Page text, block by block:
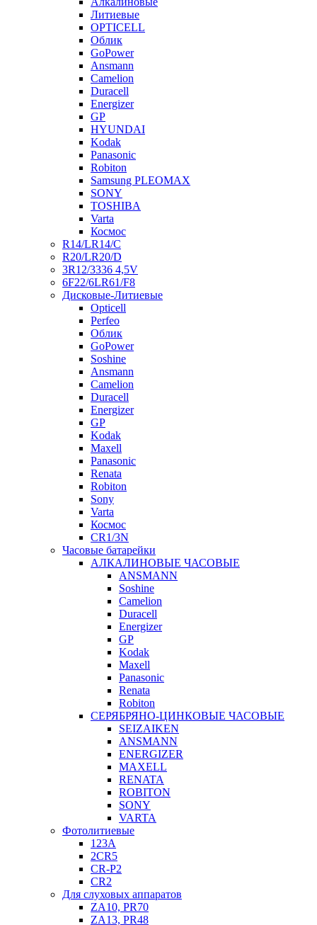
Литиевые
OPTICELL
Облик
GoPower
Ansmann
Camelion
Duracell
Energizer
GP
HYUNDAI
Kodak
Panasonic
Robiton
Samsung PLEOMAX
SONY
TOSHIBA
Varta
Космос
R14/LR14/C
R20/LR20/D
3R12/3336 4,5V
6F22/6LR61/F8
Дисковые-Литиевые
Opticell
Perfeo
Облик
GoPower
Soshine
Ansmann
Camelion
Duracell
Energizer
GP
Kodak
Maxell
Panasonic
Renata
Robiton
Sony
Varta
Космос
CR1/3N
Часовые батарейки
АЛКАЛИНОВЫЕ ЧАСОВЫЕ
ANSMANN
Soshine
Camelion
Duracell
Energizer
GP
Kodak
Maxell
Panasonic
Renata
Robiton
СЕРЯБРЯНО-ЦИНКОВЫЕ ЧАСОВЫЕ
SEIZAIKEN
ANSMANN
ENERGIZER
MAXELL
RENATA
ROBITON
SONY
VARTA
Фотолитиевые
123A
2CR5
CR-P2
CR2
Для слуховых аппаратов
ZA10, PR70
ZA13, PR48